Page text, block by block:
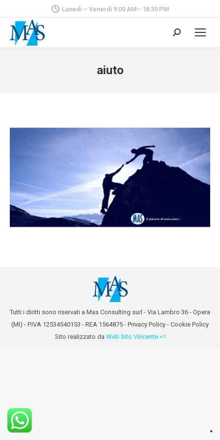
Lunedì – Venerdì 9:00 AM– 18:30 PM
Cerca:
aiuto
Tutti i diritti sono riservati a Mas Consulting surl - Via Lambro 36 - Opera
(MI) - P.IVA 12534540153 - REA 1564875 - Privacy Policy - Cookie Policy
Sito realizzato da Web Sito Vincente <=